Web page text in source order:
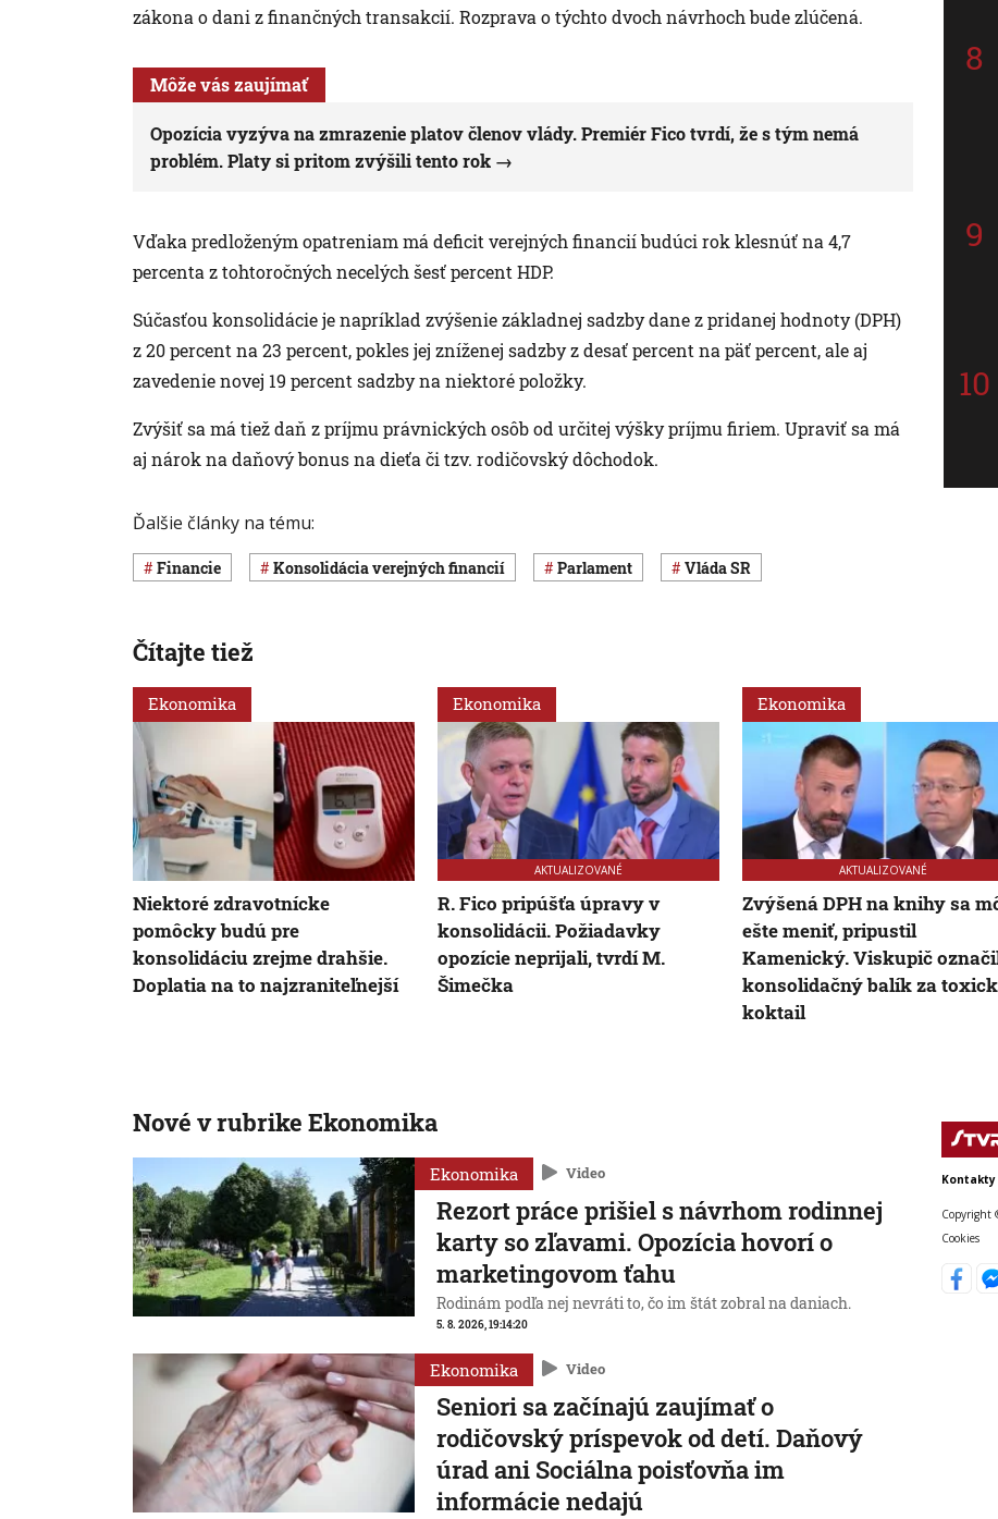
zákona o dani z finančných transakcií. Rozprava o týchto dvoch návrhoch bude zlúčená.
Môže vás zaujímať
Opozícia vyzýva na zmrazenie platov členov vlády. Premiér Fico tvrdí, že s tým nemá
problém. Platy si pritom zvýšili tento rok
Vďaka predloženým opatreniam má deficit verejných financií budúci rok klesnúť na 4,7
percenta z tohtoročných necelých šesť percent HDP.
Súčasťou konsolidácie je napríklad zvýšenie základnej sadzby dane z pridanej hodnoty (DPH)
z 20 percent na 23 percent, pokles jej zníženej sadzby z desať percent na päť percent, ale aj
zavedenie novej 19 percent sadzby na niektoré položky.
Zvýšiť sa má tiež daň z príjmu právnických osôb od určitej výšky príjmu firiem. Upraviť sa má
aj nárok na daňový bonus na dieťa či tzv. rodičovský dôchodok.
Ďalšie články na tému:
Financie konsolidácia verejných financií Parlament vláda SR
Čítajte tiež
Ekonomika
Niektoré zdravotnícke
pomôcky budú pre
konsolidáciu zrejme drahšie.
Doplatia na to najzraniteľnejší
Ekonomika
AKTUALIZOVANÉ
R. Fico pripúšťa úpravy v
konsolidácii. Požiadavky
opozície neprijali, tvrdí M.
Šimečka
Ekonomika
AKTUALIZOVANÉ
Zvýšená DPH na knihy sa
ešte meniť, pripustil
Kamenický. Viskupič
konsolidačný balík za
koktail
Nové v rubrike Ekonomika
Ekonomika Video
Rezort práce prišiel s návrhom rodinnej
karty so zľavami. Opozícia hovorí o
marketingovom ťahu
Rodinám podľa nej nevráti to, čo im štát zobral na daniach.
5. 8. 2026, 19:14:20
Ekonomika Video
Seniori sa začínajú zaujímať o
rodičovský príspevok od detí. Daňový
úrad ani Sociálna poisťovňa im
informácie nedajú
Kontakty
Copyright
Cookies